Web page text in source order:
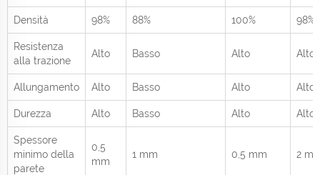
Densità 98% 88% 100% 98%
Resistenza
alla trazione
Alto Basso Alto Alto
Allungamento Alto Basso Alto Alto
Durezza Alto Basso Alto Alto
Spessore
minimo della
parete
0,5
mm
1 mm 0,5 mm 2